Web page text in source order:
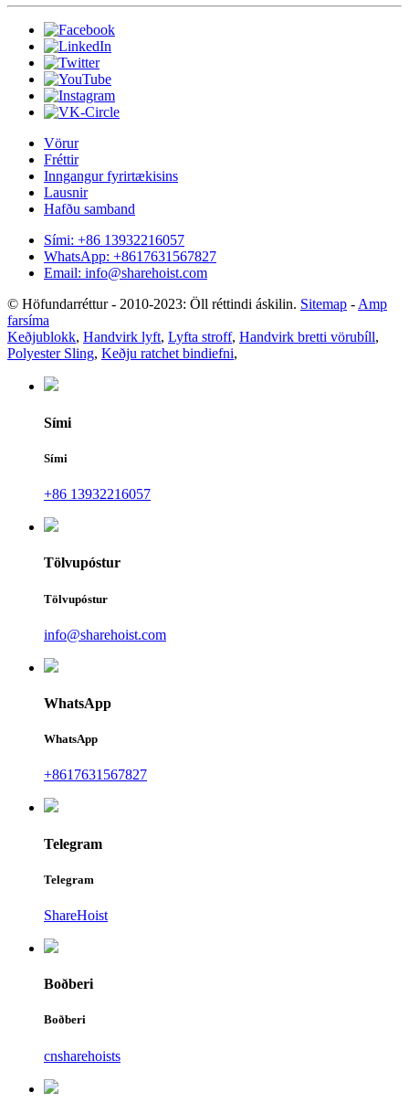
Vörur
Fréttir
Inngangur fyrirtækisins
Lausnir
Hafðu samband
Sími: +86 13932216057
WhatsApp: +8617631567827
Email: info@sharehoist.com
© Höfundarréttur - 2010-2023: Öll réttindi áskilin. Sitemap -Amp
farsíma
Keðjublokk, Handvirk lyft, Lyfta stroff, Handvirk bretti vörubíll,
Polyester Sling, Keðju ratchet bindiefni,
Sími
Sími
+86 13932216057
Tölvupóstur
Tölvupóstur
info@sharehoist.com
WhatsApp
WhatsApp
+8617631567827
Telegram
Telegram
ShareHoist
Boðberi
Boðberi
cnsharehoists